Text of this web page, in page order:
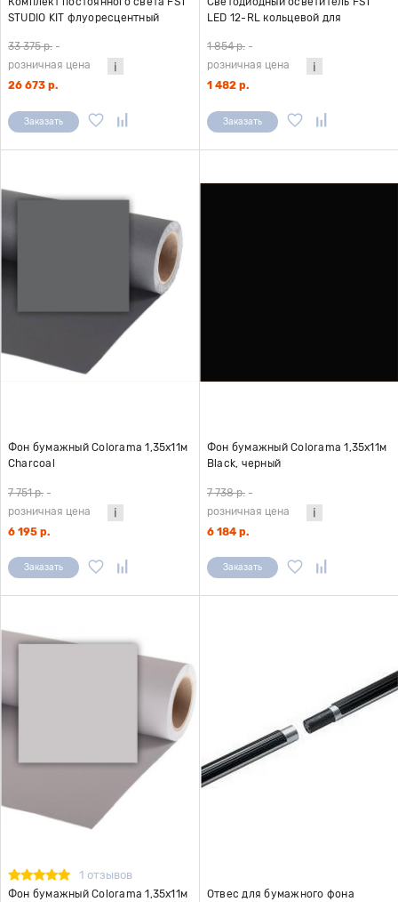
STUDIO KIT флуоресцентный
33 375 р. -
розничная цена
26 673 р.
Заказать
LED 12-RL кольцевой для
1 854 р. -
розничная цена
1 482 р.
Заказать
Фон бумажный Colorama 1,35x11м
Charcoal
7 751 р. -
розничная цена
6 195 р.
Заказать
Фон бумажный Colorama 1,35x11м
Black, черный
7 738 р. -
розничная цена
6 184 р.
Заказать
1 отзывов
Фон бумажный Colorama 1,35x11м
Отвес для бумажного фона